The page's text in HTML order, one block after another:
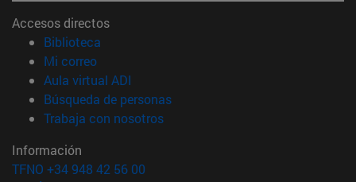
Accesos directos
Biblioteca
Mi correo(abre en nueva ventana)
Aula virtual ADI
Búsqueda de personas(abre en nueva ventana)
Trabaja con nosotros(abre en nueva ventana)
Información
TFNO +34 948 42 56 00